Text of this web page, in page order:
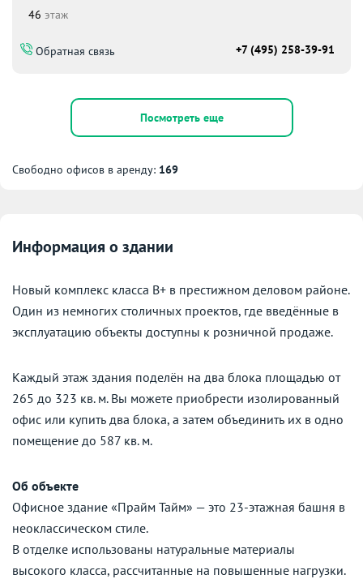
46 этаж
Обратная связь +7 (495) 258-39-91
Посмотреть еще
Свободно офисов в аренду: 169
Информация о здании
Новый комплекс класса В+ в престижном деловом районе.
Один из немногих столичных проектов, где введённые в
эксплуатацию объекты доступны к розничной продаже.
Каждый этаж здания поделён на два блока площадью от
265 до 323 кв. м. Вы можете приобрести изолированный
офис или купить два блока, а затем объединить их в одно
помещение до 587 кв. м.
Об объекте
Офисное здание «Прайм Тайм» — это 23-этажная башня в
неоклассическом стиле.
В отделке использованы натуральные материалы
высокого класса, рассчитанные на повышенные нагрузки.